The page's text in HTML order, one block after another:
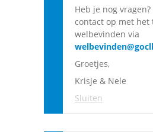
Heb je nog
contact op met het
welbevinden via
Groetjes,
Krisje & Nele
Sluiten